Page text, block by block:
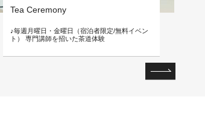
Tea Ceremony
♪毎週月曜日・金曜日（宿泊者限定/無料イベン
ト） 専門講師を招いた茶道体験